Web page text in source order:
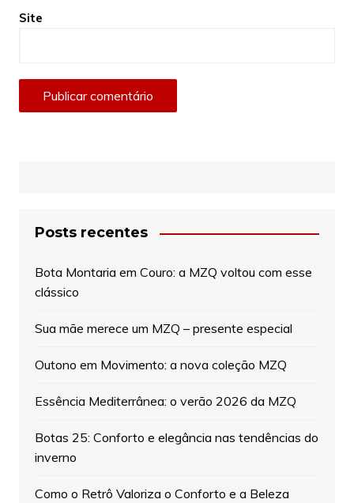
Site
Posts recentes
Bota Montaria em Couro: a MZQ voltou com esse
clássico
Sua mãe merece um MZQ – presente especial
Outono em Movimento: a nova coleção MZQ
Essência Mediterrânea: o verão 2026 da MZQ
Botas 25: Conforto e elegância nas tendências do
inverno
Como o Retrô Valoriza o Conforto e a Beleza